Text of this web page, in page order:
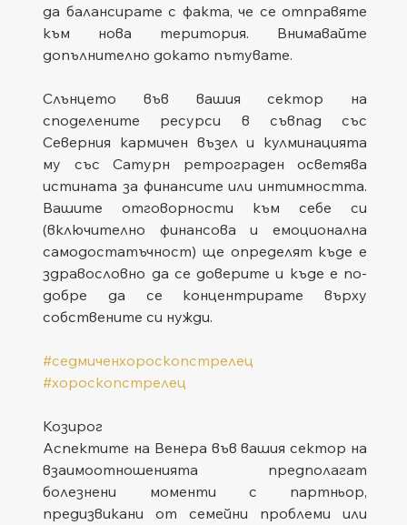
да балансирате с факта, че се отправяте
към нова територия. Внимавайте
допълнително докато пътувате.
Слънцето във вашия сектор на
споделените ресурси в съвпад със
Северния кармичен възел и кулминацията
му със Сатурн ретрограден осветява
истината за финансите или интимността.
Вашите отговорности към себе си
(включително финансова и емоционална
самодостатъчност) ще определят къде е
здравословно да се доверите и къде е по-
добре да се концентрирате върху
собствените си нужди.
#седмиченхороскопстрелец
#хороскопстрелец
Козирог
Аспектите на Венера във вашия сектор на
взаимоотношенията предполагат
болезнени моменти с партньор,
предизвикани от семейни проблеми или